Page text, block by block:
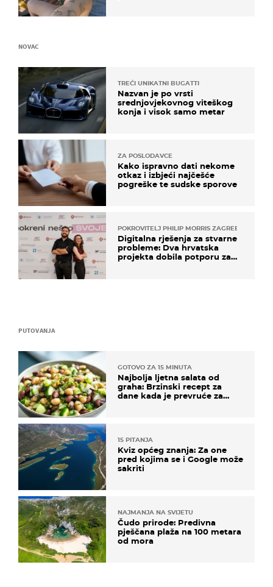
PUTOVANJA
GOTOVO ZA 15 MINUTA
Najbolja ljetna salata od
graha: Brzinski recept za
dane kada je prevruće za
15 PITANJA
Kviz općeg znanja: Za one
pred kojima se i Google može
sakriti
NAJMANJA NA SVIJETU
Čudo prirode: Predivna
pješčana plaža na 100 metara
od mora
NOVAC
TREĆI UNIKATNI BUGATTI
Nazvan je po vrsti
srednjovjekovnog viteškog
konja i visok samo metar
ZA POSLODAVCE
Kako ispravno dati nekome
otkaz i izbjeći najčešće
pogreške te sudske sporove
POKROVITELJ PHILIP MORRIS ZAGREB
Digitalna rješenja za stvarne
probleme: Dva hrvatska
projekta dobila potporu za